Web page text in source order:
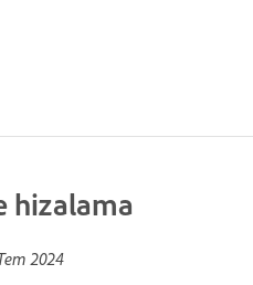
hizalama
2024